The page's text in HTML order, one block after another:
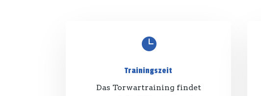

Trainingszeit
Das Torwartraining findet